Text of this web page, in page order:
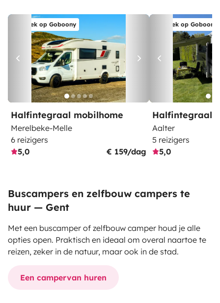
Boek op Goboony
Halfintegraal mobilhome
Merelbeke-Melle
6 reizigers
5,0
€ 159/dag
Boek op Goboony
Halfintegraal
Aalter
5 reizigers
5,0
Buscampers en zelfbouw campers te
huur — Gent
Met een buscamper of zelfbouw camper houd je alle
opties open. Praktisch en ideaal om overal naartoe te
reizen, zeker in de natuur, maar ook in de stad.
Een campervan huren